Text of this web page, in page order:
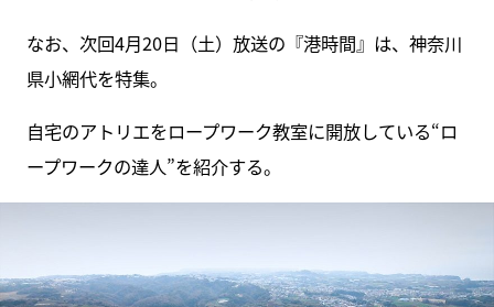
なお、次回4月20日（土）放送の『港時間』は、神奈川
県小網代を特集。
自宅のアトリエをロープワーク教室に開放している“ロ
ープワークの達人”を紹介する。